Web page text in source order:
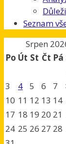
Seznam
Srpen
Po Út St Čt Pá
3
4 5 6 7
10 11 12 13 14
17 18 19 20 21
24 25 26 27 28